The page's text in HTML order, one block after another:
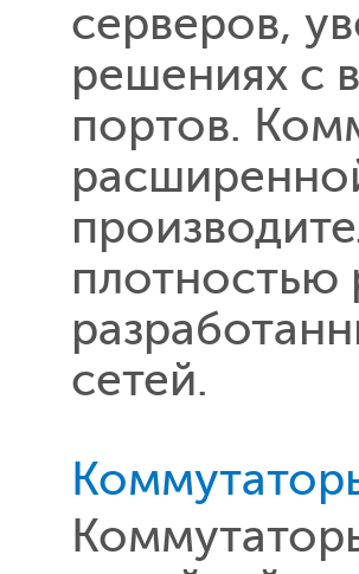
серверов,
решениях с
портов.
сетей.